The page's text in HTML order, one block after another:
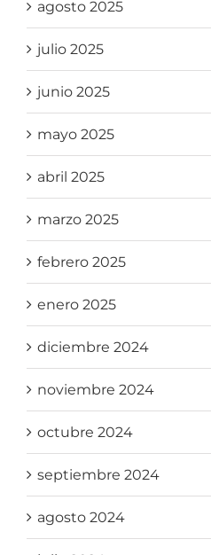
agosto 2025
julio 2025
junio 2025
mayo 2025
abril 2025
marzo 2025
febrero 2025
enero 2025
diciembre 2024
noviembre 2024
octubre 2024
septiembre 2024
agosto 2024